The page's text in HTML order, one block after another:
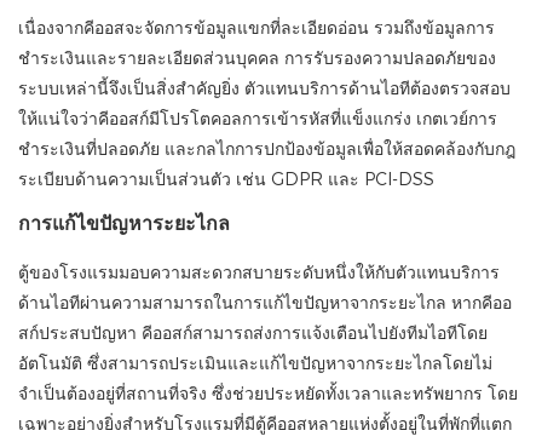
เนื่องจากคีออสจะจัดการข้อมูลแขกที่ละเอียดอ่อน รวมถึงข้อมูลการ
ชำระเงินและรายละเอียดส่วนบุคคล การรับรองความปลอดภัยของ
ระบบเหล่านี้จึงเป็นสิ่งสำคัญยิ่ง ตัวแทนบริการด้านไอทีต้องตรวจสอบ
ให้แน่ใจว่าคีออสก์มีโปรโตคอลการเข้ารหัสที่แข็งแกร่ง เกตเวย์การ
ชำระเงินที่ปลอดภัย และกลไกการปกป้องข้อมูลเพื่อให้สอดคล้องกับกฎ
ระเบียบด้านความเป็นส่วนตัว เช่น GDPR และ PCI-DSS
การแก้ไขปัญหาระยะไกล
ตู้ของโรงแรมมอบความสะดวกสบายระดับหนึ่งให้กับตัวแทนบริการ
ด้านไอทีผ่านความสามารถในการแก้ไขปัญหาจากระยะไกล หากคีออ
สก์ประสบปัญหา คีออสก์สามารถส่งการแจ้งเตือนไปยังทีมไอทีโดย
อัตโนมัติ ซึ่งสามารถประเมินและแก้ไขปัญหาจากระยะไกลโดยไม่
จำเป็นต้องอยู่ที่สถานที่จริง ซึ่งช่วยประหยัดทั้งเวลาและทรัพยากร โดย
เฉพาะอย่างยิ่งสำหรับโรงแรมที่มีตู้คีออสหลายแห่งตั้งอยู่ในที่พักที่แตก